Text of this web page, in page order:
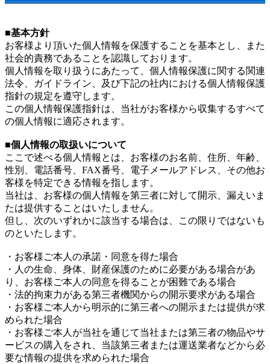
■基本方針
お客様より頂いた個人情報を保護することを基本とし、また
社会的責務であることを認識しております。
個人情報を取り扱うにあたって、個人情報保護に関する関連
法令、ガイドライン、及び下記の社内における個人情報保護
指針の規定を遵守します。
この個人情報保護指針は、当社がお客様から収集するすべて
の個人情報に適応されます。
■個人情報の取扱いについて
ここで述べる個人情報とは、お客様のお名前、住所、年齢、
性別、電話番号、FAX番号、電子メールアドレス、その他お
客様を特定できる情報を指します。
当社は、お客様の個人情報を第三者に対して開示、漏えいま
たは提供することはいたしません。
但し、次のいずれかに該当する場合は、この限りではないも
のといたします。
・お客様ご本人の承諾・同意を得た場合
・人の生命、身体、財産保護のために必要がある場合があ
り、お客様ご本人の同意を得ることが困難である場合
・法的拘束力がある第三者機関からの開示要求がある場合
・お客様ご本人から明示的に第三者への開示または提供が求
められた場合
・お客様ご本人が当社を通じて当社または第三者の物品やサ
ービスの購入をされ、当該第三者または運送業者などから必
要な情報の提供を求められた場合